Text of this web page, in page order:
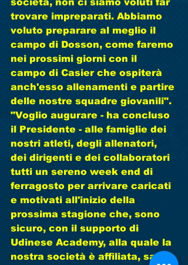
società, non ci siamo voluti far
trovare impreparati. Abbiamo
voluto preparare al meglio il
campo di Dosson, come faremo
nei prossimi giorni con il
campo di Casier che ospiterà
anch'esso allenamenti e partire
delle nostre squadre giovanili".
"Voglio augurare - ha concluso
il Presidente - alle famiglie dei
nostri atleti, degli allenatori,
dei dirigenti e dei collaboratori
tutti un sereno week end di
ferragosto per arrivare caricati
e motivati all'inizio della
prossima stagione che, sono
sicuro, con il supporto di
Udinese Academy, alla quale la
nostra società è affiliata, sarà